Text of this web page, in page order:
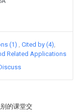
的课堂交
(1)
Cited by (4)
Related Applications